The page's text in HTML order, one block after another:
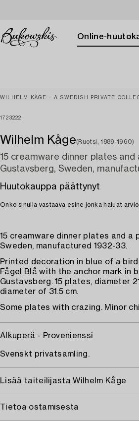
Online-
WILHELM KÅGE – A SWEDISH PRIVATE
1723222
Wilhelm Kåge(Ruotsi, 1889-1960)
15 creamware dinner plates and
Gustavsberg, Sweden,
Huutokauppa päättynyt
Onko sinulla vastaava esine jonka haluat
15 creamware dinner plates and a
Sweden, manufactured 1932-33.
Printed decoration in blue of a
Fågel Blå with the anchor mark in
Gustavsberg. 15 plates, diameter
diameter of 31.5 cm.
Some plates with crazing. Minor
Alkuperä - Provenienssi
Svenskt privatsamling.
Lisää taiteilijasta Wilhelm Kåge
Tietoa ostamisesta